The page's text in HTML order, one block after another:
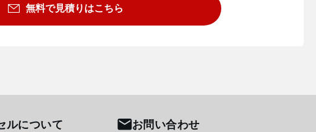
無料で見積りはこちら
ルについて お問い合わせ